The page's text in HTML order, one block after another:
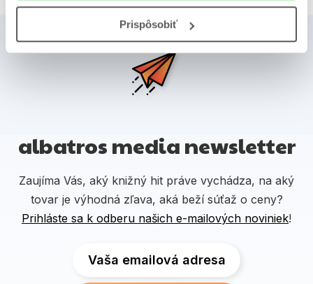
Prispôsobiť
albatros media newsletter
Zaujíma Vás, aký knižný hit práve vychádza, na aký
tovar je výhodná zľava, aká beží súťaž o ceny?
Prihláste sa k odberu našich e-mailových noviniek!
Vaša emailová adresa